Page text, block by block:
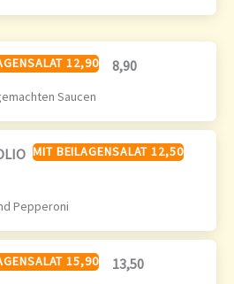
12,90 8,90
Saucen
MIT BEILAGENSALAT 12,50
Pepperoni
15,90 13,50